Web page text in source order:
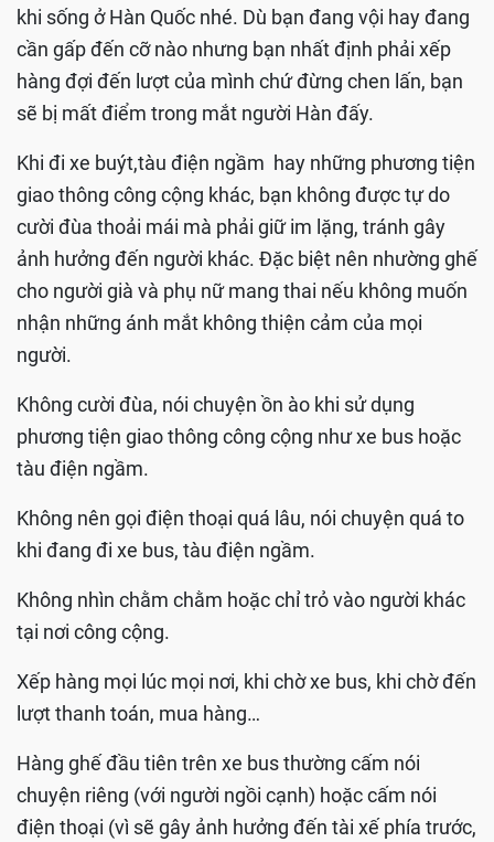
khi sống ở Hàn Quốc nhé. Dù bạn đang vội hay đang
cần gấp đến cỡ nào nhưng bạn nhất định phải xếp
hàng đợi đến lượt của mình chứ đừng chen lấn, bạn
sẽ bị mất điểm trong mắt người Hàn đấy.
Khi đi xe buýt,tàu điện ngầm hay những phương tiện
giao thông công cộng khác, bạn không được tự do
cười đùa thoải mái mà phải giữ im lặng, tránh gây
ảnh hưởng đến người khác. Đặc biệt nên nhường ghế
cho người già và phụ nữ mang thai nếu không muốn
nhận những ánh mắt không thiện cảm của mọi
người.
Không cười đùa, nói chuyện ồn ào khi sử dụng
phương tiện giao thông công cộng như xe bus hoặc
tàu điện ngầm.
Không nên gọi điện thoại quá lâu, nói chuyện quá to
khi đang đi xe bus, tàu điện ngầm.
Không nhìn chằm chằm hoặc chỉ trỏ vào người khác
tại nơi công cộng.
Xếp hàng mọi lúc mọi nơi, khi chờ xe bus, khi chờ đến
lượt thanh toán, mua hàng…
Hàng ghế đầu tiên trên xe bus thường cấm nói
chuyện riêng (với người ngồi cạnh) hoặc cấm nói
điện thoại (vì sẽ gây ảnh hưởng đến tài xế phía trước,